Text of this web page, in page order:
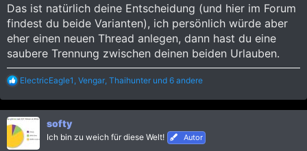
Das ist natürlich deine Entscheidung (und hier im Forum
findest du beide Varianten), ich persönlich würde aber
eher einen neuen Thread anlegen, dann hast du eine
saubere Trennung zwischen deinen beiden Urlauben.
R
a
k
t
i
o
ElectricEagle1 Vengar Thaihunter und 6 andere
softy
Ich bin zu weich für diese Welt! Autor